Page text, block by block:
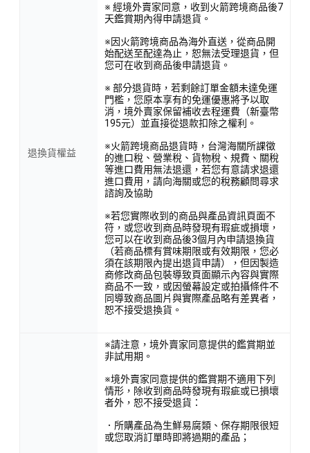
退換貨權益
※ 經境外賣家同意，收到火箭跨境商品後7
天鑑賞期內得申請退貨。
※因火箭跨境商品為海外直送，從商品開
始配送至配達為止，恕無法受理退貨，但
您可在收到商品後申請退貨。
※ 部分退貨時，若剩餘訂單金額未達免運
門檻，您原本享有的免運優惠將予以取
消，境外賣家保留補收去程運費（新臺幣
195元）並直接從退款扣除之權利。
※火箭跨境商品退貨時，台灣海關所課徵
的進口稅、營業稅、貨物稅、規費、關稅
等進口費用無法退還，若您有意請求退還
進口費用，請向海關或您的稅務顧問尋求
諮詢及協助
※若您實際收到的商品與產品資訊頁面不
符，或您收到商品時發現有瑕疵或損壞，
您可以在收到商品後3個月內申請退換貨
（若商品標有賞味期限或有效期限，您必
須在該期限內提出退貨申請），但因製造
商修改商品包裝導致頁面顯示內容與實際
商品不一致，或因螢幕設定或拍攝條件不
同導致商品圖片與實際產品略有差異者，
恕不接受退換貨。
※請注意，境外賣家同意提供的鑑賞期並
非試用期。
※境外賣家同意提供的鑑賞期不適用下列
情形，除收到商品時發現有瑕疵或已損壞
者外，恕不接受退貨：
．所購產品為生鮮易腐類、保存期限很短
或您取消訂單時即將過期的產品；